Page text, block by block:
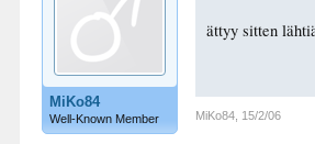
MiKo84
Well-Known Member
ättyy sitten
MiKo84 15/2/06